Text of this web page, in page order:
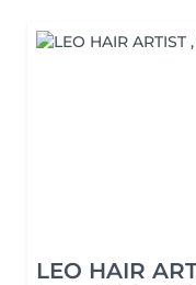
LEO HAIR